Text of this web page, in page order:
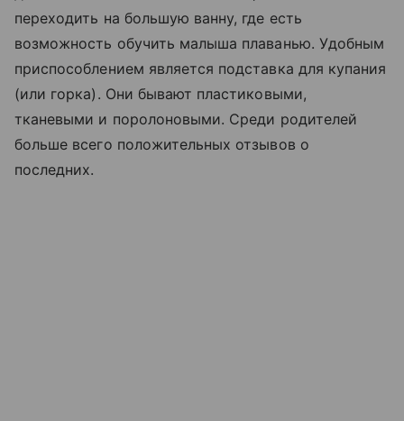
переходить на большую ванну, где есть
возможность обучить малыша плаванью. Удобным
приспособлением является подставка для купания
(или горка). Они бывают пластиковыми,
тканевыми и поролоновыми. Среди родителей
больше всего положительных отзывов о
последних.